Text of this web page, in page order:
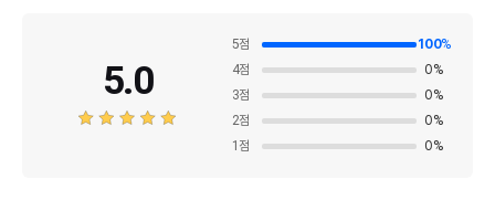
5.0
5점 100%
4점 0%
3점 0%
2점 0%
1 점 0%